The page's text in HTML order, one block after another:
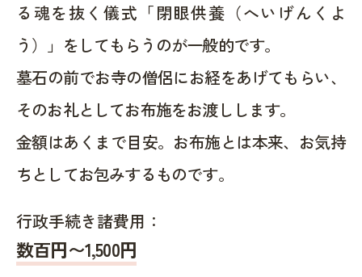
る魂を抜く儀式「閉眼供養（へいげんくよ
う）」をしてもらうのが一般的です。
墓石の前でお寺の僧侶にお経をあげてもらい、
そのお礼としてお布施をお渡しします。
金額はあくまで目安。お布施とは本来、お気持
ちとしてお包みするものです。
行政手続き諸費用：
数百円〜1,500円